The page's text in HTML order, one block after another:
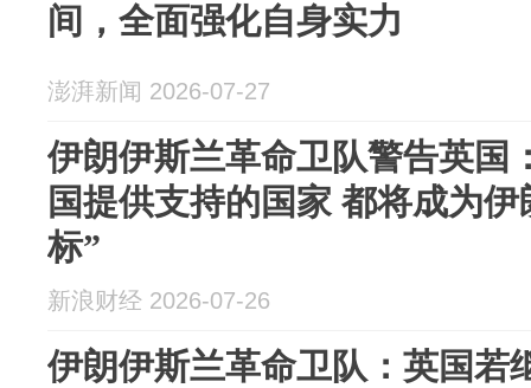
间，全面强化自身实力
澎湃新闻 2026-07-27
伊朗伊斯兰革命卫队警告英国
国提供支持的国家 都将成为
标”
新浪财经 2026-07-26
伊朗伊斯兰革命卫队：英国若